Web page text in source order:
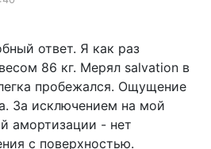
ответ. Я как раз
86 кг. Мерял salvation в
пробежался. Ощущение
За исключением на мой
амортизации - нет
с поверхностью.